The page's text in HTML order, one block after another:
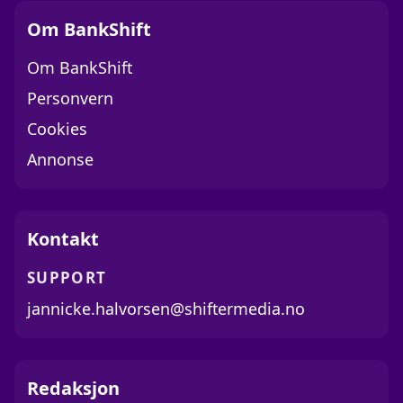
Om BankShift
Om BankShift
Personvern
Cookies
Annonse
Kontakt
SUPPORT
jannicke.halvorsen@shiftermedia.no
Redaksjon